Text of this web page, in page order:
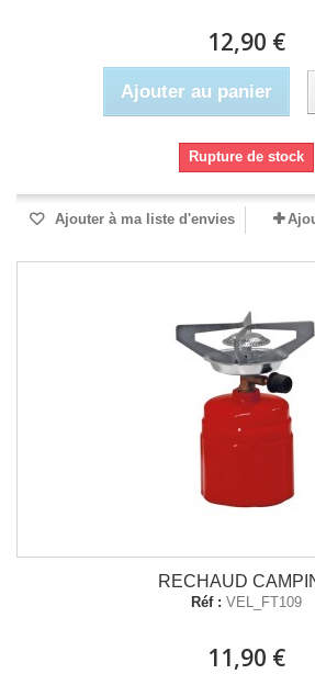
12,90 €
Ajouter au panier
Rupture de stock
Ajouter à ma liste d'envies
RECHAUD
Réf : VEL_FT109
11,90 €